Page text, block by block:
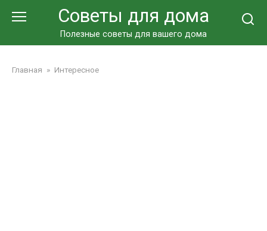
Советы для дома
Полезные советы для вашего дома
Главная » Интересное